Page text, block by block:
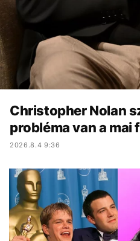
Christopher Nolan
probléma van a mai
2026.8.4 9:36